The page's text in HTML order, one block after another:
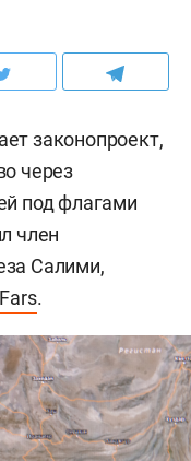
законопроект,
через
под флагами
член
Салими,
Fars.